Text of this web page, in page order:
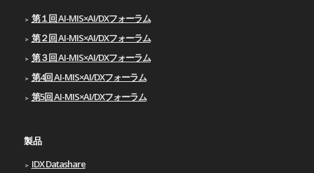
第１回 AI-MIS×AI/DXフォーラム
第２回 AI-MIS×AI/DXフォーラム
第３回 AI-MIS×AI/DXフォーラム
第4回 AI-MIS×AI/DXフォーラム
第5回 AI-MIS×AI/DXフォーラム
製品
IDX Datashare